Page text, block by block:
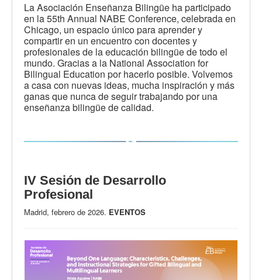
La Asociación Enseñanza Bilingüe ha participado
en la 55th Annual NABE Conference, celebrada en
Chicago, un espacio único para aprender y
compartir en un encuentro con docentes y
profesionales de la educación bilingüe de todo el
mundo. Gracias a la National Association for
Bilingual Education por hacerlo posible. Volvemos
a casa con nuevas ideas, mucha inspiración y más
ganas que nunca de seguir trabajando por una
enseñanza bilingüe de calidad.
IV Sesión de Desarrollo
Profesional
Madrid, febrero de 2026. EVENTOS